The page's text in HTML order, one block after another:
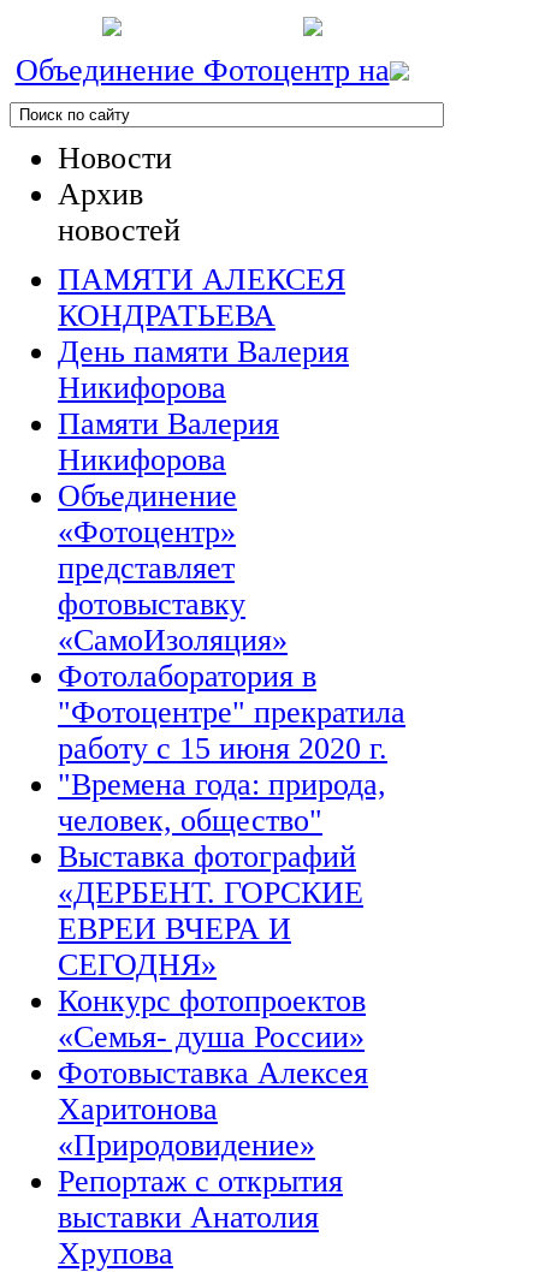
Объединение Фотоцентр на
Новости
Архив
новостей
ПАМЯТИ АЛЕКСЕЯ
КОНДРАТЬЕВА
День памяти Валерия
Никифорова
Памяти Валерия
Никифорова
Объединение
«Фотоцентр»
представляет
фотовыставку
«СамоИзоляция»
Фотолаборатория в
"Фотоцентре" прекратила
работу с 15 июня 2020 г.
"Времена года: природа,
человек, общество"
Выставка фотографий
«ДЕРБЕНТ. ГОРСКИЕ
ЕВРЕИ ВЧЕРА И
СЕГОДНЯ»
Конкурс фотопроектов
«Семья- душа России»
Фотовыставка Алексея
Харитонова
«Природовидение»
Репортаж с открытия
выставки Анатолия
Хрупова